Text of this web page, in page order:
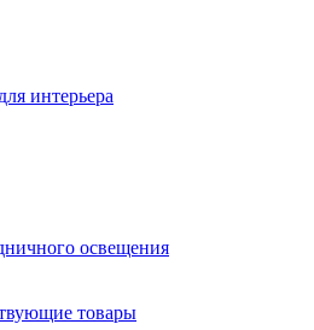
интерьера
освещения
товары